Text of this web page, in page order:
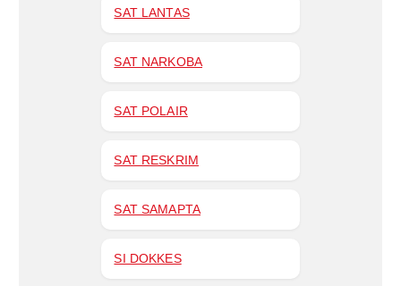
SAT LANTAS
SAT NARKOBA
SAT POLAIR
SAT RESKRIM
SAT SAMAPTA
SI DOKKES